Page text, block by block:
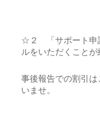
☆２ 「サポート申
ルをいただくこと
事後報告での割引
いませ。